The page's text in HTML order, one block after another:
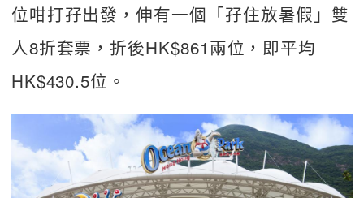
位咁打孖出發，伸有一個「孖住放暑假」雙
人8折套票，折後HK$861兩位，即平均
HK$430.5位。